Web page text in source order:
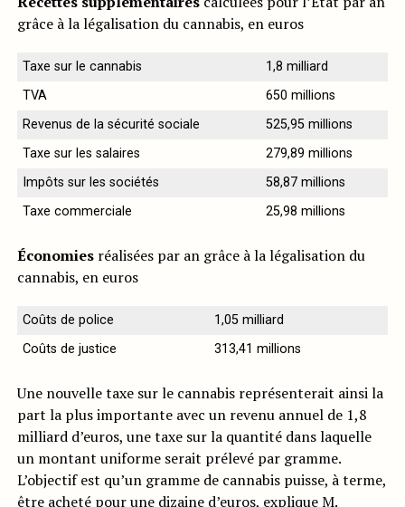
grâce à la légalisation du cannabis, en euros
Taxe sur le cannabis
1,8 milliard
TVA
650 millions
Revenus de la sécurité sociale
525,95 millions
Taxe sur les salaires
279,89 millions
Impôts sur les sociétés
58,87 millions
Taxe commerciale
25,98 millions
Économiesréalisées par an grâce à la légalisation du
cannabis, en euros
Coûts de police
1,05 milliard
Coûts de justice
313,41 millions
Une nouvelle taxe sur le cannabis représenterait ainsi la
part la plus importante avec un revenu annuel de 1,8
milliard d’euros, une taxe sur la quantité dans laquelle
un montant uniforme serait prélevé par gramme.
L’objectif est qu’un gramme de cannabis puisse, à terme,
être acheté pour une dizaine d’euros, explique M.